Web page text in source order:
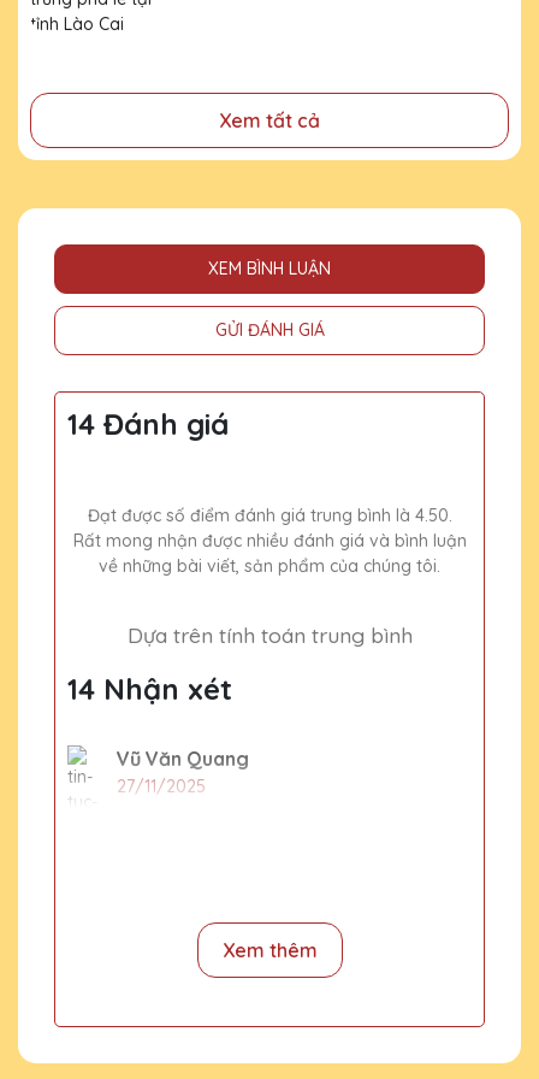
đã cống hiến, đóng góp cho doanh nghiệp, cho cộng
đồng
Xem tất cả
XEM BÌNH LUẬN
GỬI ĐÁNH GIÁ
14 Đánh giá
Đạt được số điểm đánh giá trung bình là 4.50.
Rất mong nhận được nhiều đánh giá và bình luận
về những bài viết, sản phẩm của chúng tôi.
Dựa trên tính toán trung bình
14 Nhận xét
Vũ Văn Quang
27/11/2025
27/11/2025
Xem thêm